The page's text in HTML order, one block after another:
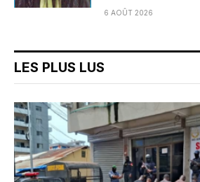
6 AOÛT 2026
LES PLUS LUS